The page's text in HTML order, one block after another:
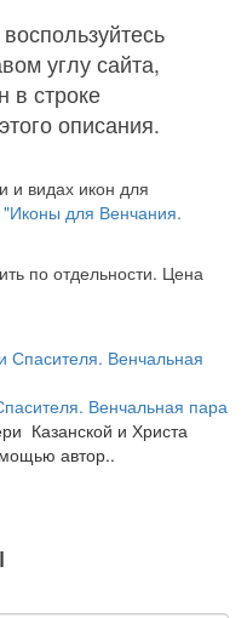
углу сайта,
в строке
описания.
и видах икон для
"Иконы для Венчания.
по отдельности. Цена
Венчальная пара
Казанской и Христа
автор..